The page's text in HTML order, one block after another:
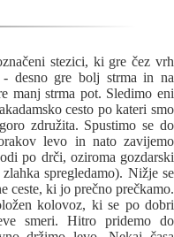
stezici, ki gre čez vrh
desno gre bolj strma in na
manj strma pot. Sledimo eni
cesto po kateri smo
združita. Spustimo se do
levo in nato zavijemo
po drči, oziroma gozdarski
spregledamo). Nižje se
ceste, ki jo prečno prečkamo.
kolovoz, ki se po dobri
smeri. Hitro pridemo do